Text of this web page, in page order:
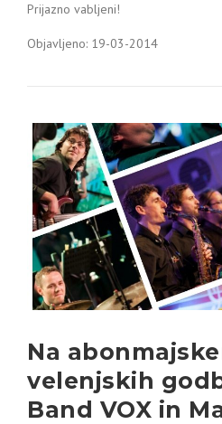
Prijazno vabljeni!
Objavljeno: 19-03-2014
Na
velenjskih
Band VOX in